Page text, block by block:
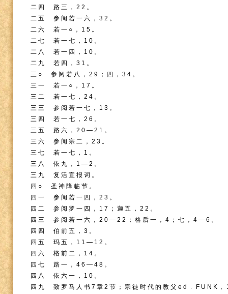
二四 路三，22 。
二五 参阅若一六，32 。
二六 若一○， 15 。
二七 若一七， 10 。
二八 若一四， 10 。
二九 若四，31 。
三○ 参阅若八，29 ；四，34 。
三一 若一○， 17 。
三二 若一七，24 。
三三 参阅若一七， 13 。
三四 若一七，26 。
三五 路六，20—21 。
三六 参阅宗二，23 。
三七 若一七， 1 。
三八 依九， 1—2 。
三九 复活宣报词。
四○ 圣神降临节。
四一 参阅若一四，23 。
四二 参阅罗一四， 17 ；迦五，22 。
四三 参阅若一六，20—22 ；格后一，4 ；七，4—6 。
四四 伯前五，3 。
四五 玛五， 11— 12 。
四六 格前二， 14 。
四七 路一，46—48 。
四八 依六一， 10 。
四九 致罗马人书7章2节；宗徒时代的教父ed ﹒ FUNK ﹐